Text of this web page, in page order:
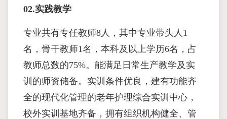
02.实践教学
专业共有专任教师8人，其中专业带头人1
名，骨干教师1名，本科及以上学历6名，占
教师总数的75%。能满足日常生产教学及实
训的师资储备。实训条件优良，建有功能齐
全的现代化管理的老年护理综合实训中心，
校外实训基地齐备，拥有组织机构健全、管